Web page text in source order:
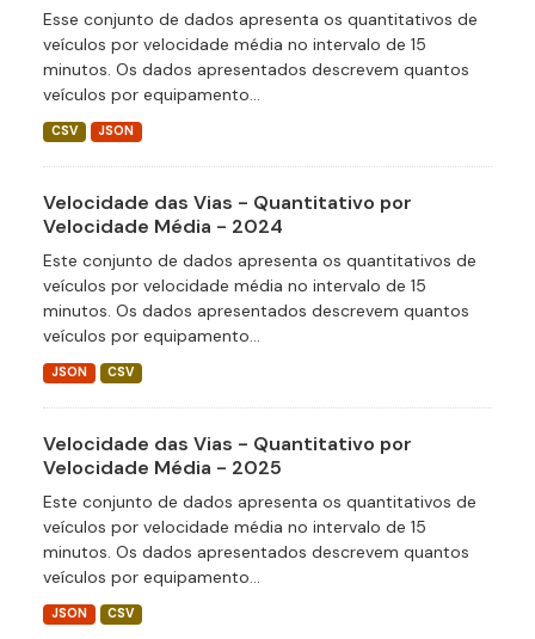
Esse conjunto de dados apresenta os quantitativos de
veículos por velocidade média no intervalo de 15
minutos. Os dados apresentados descrevem quantos
veículos por equipamento...
CSV JSON
Velocidade das Vias - Quantitativo por
Velocidade Média - 2024
Este conjunto de dados apresenta os quantitativos de
veículos por velocidade média no intervalo de 15
minutos. Os dados apresentados descrevem quantos
veículos por equipamento...
JSON CSV
Velocidade das Vias - Quantitativo por
Velocidade Média - 2025
Este conjunto de dados apresenta os quantitativos de
veículos por velocidade média no intervalo de 15
minutos. Os dados apresentados descrevem quantos
veículos por equipamento...
JSON CSV